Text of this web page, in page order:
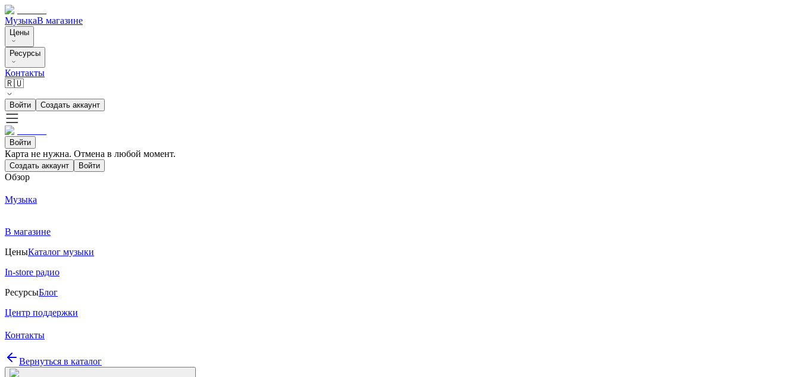
МузыкаВ магазине
Цены
Ресурсы
Контакты
🇷🇺
Войти Создать аккаунт
Войти
Карта не нужна. Отмена в любой момент.
Создать аккаунт Войти
Обзор
Музыка
В магазине
ЦеныКаталог музыки
In-store радио
РесурсыБлог
Центр поддержки
Контакты
Вернуться в каталог